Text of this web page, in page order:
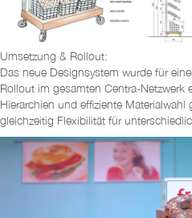
Umsetzung & Rollout:
Das neue Designsystem wurde für
Rollout im gesamten Centra-Netzwerk
Hierarchien und effiziente
gleichzeitig Flexibilität für